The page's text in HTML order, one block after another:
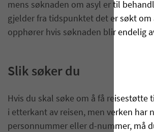
mens søknaden om asyl er til
gjelder fra tidspunktet det er søkt om
opphører hvis søknaden blir endelig
Slik søker du
Hvis du skal søke om å få reisestøtte
i etterkant av reisen, men verken har
personnummer eller d-nummer, må